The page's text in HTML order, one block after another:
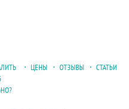
ЦЕНЫ ОТЗЫВЫ СТАТЬИ